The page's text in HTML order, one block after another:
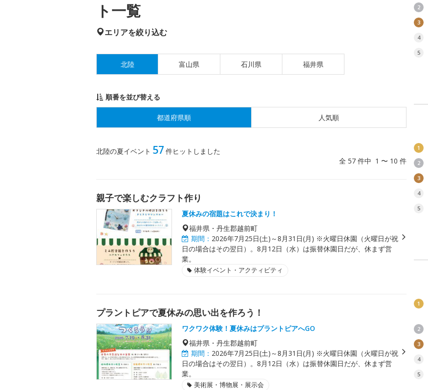
ト一覧
エリアを絞り込む
北陸 富山県 石川県 福井県
順番を並び替える
都道府県順 人気順
北陸の夏イベント 57 件ヒットしました
全 57 件中 1 〜 10 件
親子で楽しむクラフト作り
夏休みの宿題はこれで決まり！
福井県・丹生郡越前町
期間： 2026年7月25日(土)～8月31日(月) ※火曜日休園（火曜日が祝
日の場合はその翌日）。8月12日（水）は振替休園日だが、休まず営
業。
体験イベント・アクティビティ
プラントピアで夏休みの思い出を作ろう！
ワクワク体験！夏休みはプラントピアへGO
福井県・丹生郡越前町
期間： 2026年7月25日(土)～8月31日(月) ※火曜日休園（火曜日が祝
日の場合はその翌日）。8月12日（水）は振替休園日だが、休まず営
業。
美術展・博物展・展示会
2
3
4
5
1
2
3
4
5
1
2
3
4
5